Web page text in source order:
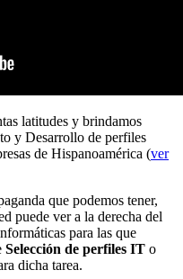
latitudes y brindamos
y Desarrollo de perfiles
de Hispanoamérica (ver
que podemos tener,
puede ver a la derecha del
para las que
Selección de perfiles IT o
dicha tarea.